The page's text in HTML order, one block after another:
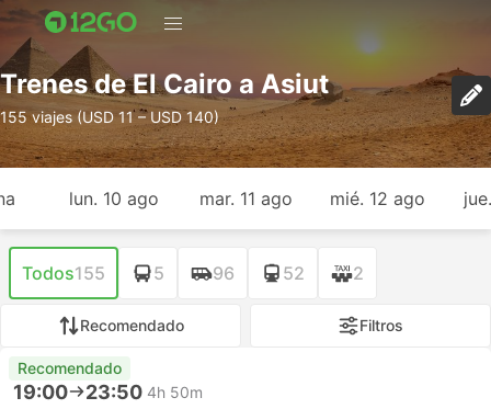
Trenes de El Cairo a Asiut
155 viajes (USD 11 – USD 140)
lun. 10 ago mar. 11 ago mié. 12 ago
Todos155 5 96 52 2
Recomendado Filtros
Recomendado
19:00 23:50 4h 50m